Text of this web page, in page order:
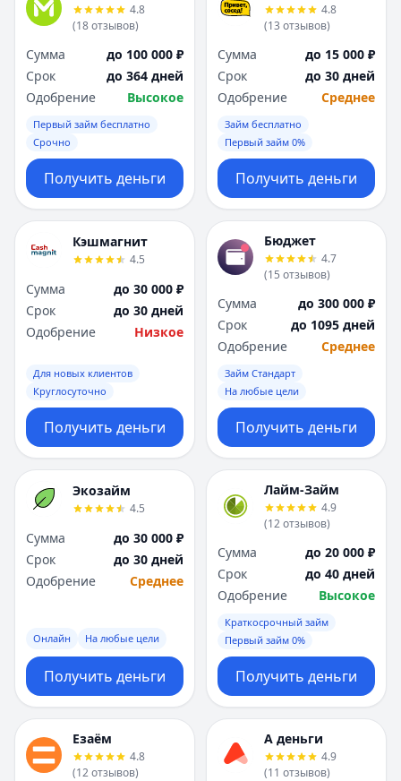
4.8
(18отзывов)
Сумма
до 100 000 ₽
Срок
до 364 дней
Одобрение
Высокое
Первый займ бесплатно
Срочно
Получить деньги
4.8
(13 отзывов)
Сумма
до 15 000 ₽
Срок
до 30 дней
Одобрение
Среднее
Займ бесплатно
Первый займ 0%
Получить деньги
Кэшмагнит
4.5
Сумма
до 30 000 ₽
Срок
до 30 дней
Одобрение
Низкое
Для новых клиентов
Круглосуточно
Получить деньги
Бюджет
4.7
(15 отзывов)
Сумма
до 300 000 ₽
Срок
до 1095 дней
Одобрение
Среднее
Займ Стандарт
На любые цели
Получить деньги
Экозайм
4.5
Сумма
до 30 000 ₽
Срок
до 30 дней
Одобрение
Среднее
Онлайн На любые цели
Получить деньги
Лайм-Займ
4.9
(12отзывов)
Сумма
до 20 000 ₽
Срок
до 40 дней
Одобрение
Высокое
Краткосрочный займ
Первый займ 0%
Получить деньги
Езаём
4.8
(12отзывов)
А деньги
4.9
(11 отзывов)